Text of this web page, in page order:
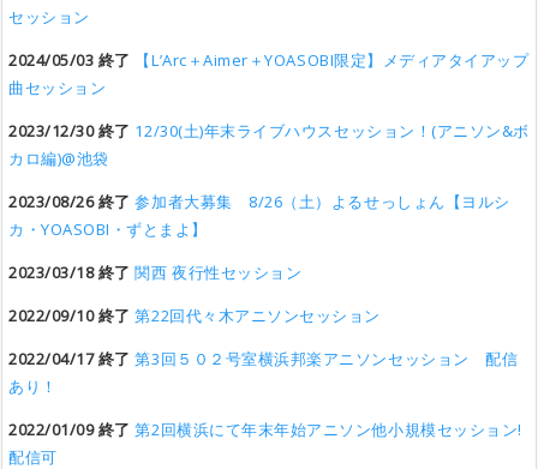
セッション
2024/05/03 終了
【L’Arc＋Aimer＋YOASOBI限定】メディアタイアップ
曲セッション
2023/12/30 終了 12/30(土)年末ライブハウスセッション！(アニソン&ボ
カロ編)@池袋
2023/08/26 終了 参加者大募集 8/26（土）よるせっしょん【ヨルシ
カ・YOASOBI・ずとまよ】
2023/03/18 終了 関西 夜行性セッション
2022/09/10 終了 第22回代々木アニソンセッション
2022/04/17 終了 第3回５０２号室横浜邦楽アニソンセッション 配信
あり！
2022/01/09 終了 第2回横浜にて年末年始アニソン他小規模セッション!
配信可